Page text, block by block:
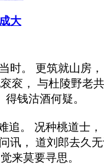
大
时。 更筑就山房
衮， 与杜陵野老
钱沽酒何疑。
追。 况种桃道士
讯， 道刘郎去久
来莫要寻思。